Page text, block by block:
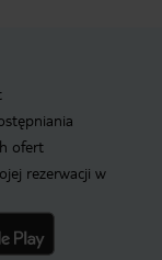
ofert
rezerwacji w